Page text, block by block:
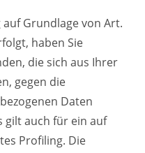
Grundlage von Art.
haben Sie
die sich aus Ihrer
gegen die
Daten
gilt auch für ein auf
Profiling. Die